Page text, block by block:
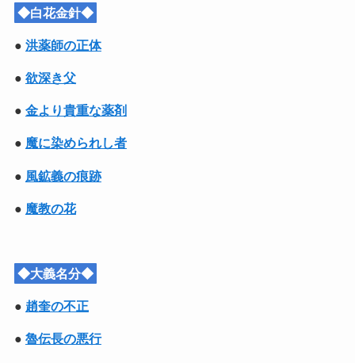
◆白花金針◆
● 洪薬師の正体
● 欲深き父
● 金より貴重な薬剤
● 魔に染められし者
● 風鉱義の痕跡
● 魔教の花
◆大義名分◆
● 趙奎の不正
● 魯伝長の悪行